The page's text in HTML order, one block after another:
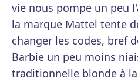
vie nous pompe un peu
la marque Mattel tente
changer les codes, bref
Barbie un peu moins
traditionnelle blonde à